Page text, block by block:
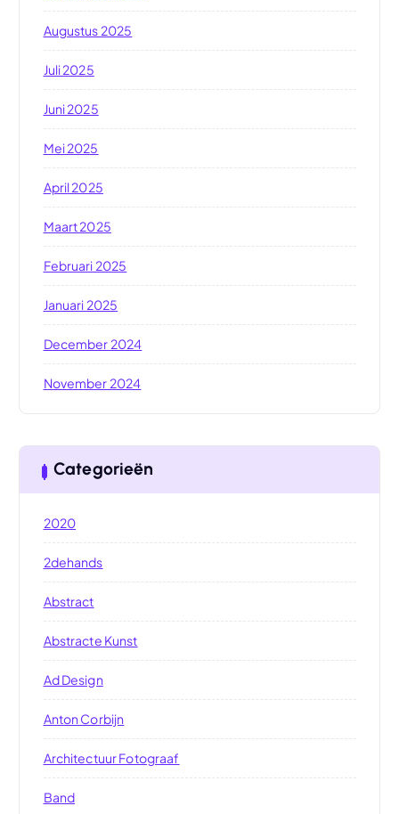
Augustus 2025
Juli 2025
Juni 2025
Mei 2025
April 2025
Maart 2025
Februari 2025
Januari 2025
December 2024
November 2024
Categorieën
2020
2dehands
Abstract
Abstracte Kunst
Ad Design
Anton Corbijn
Architectuur Fotograaf
Band